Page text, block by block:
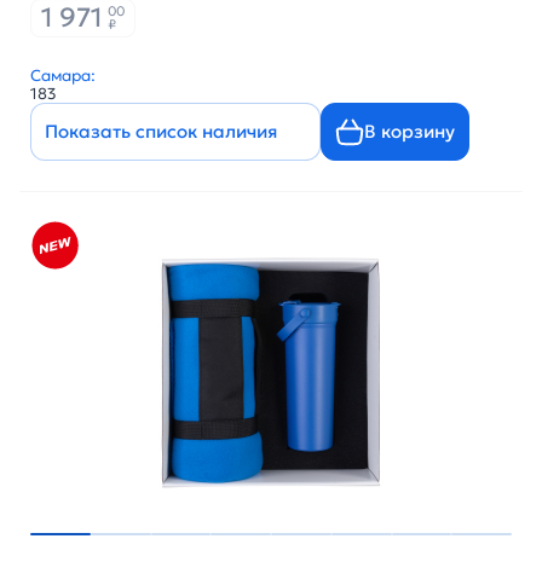
1 971 00
₽
Самара:
183
Показать список наличия В корзину